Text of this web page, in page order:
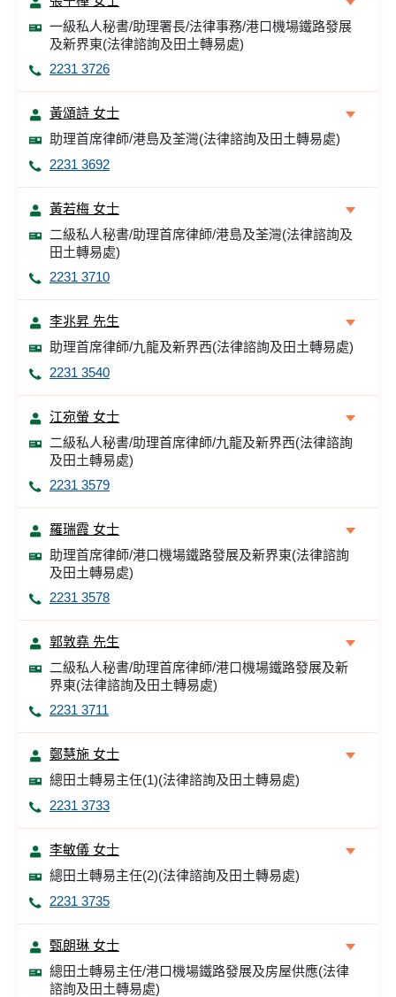
一級私人秘書/助理署長/法律事務/港口機場鐵路發展
及新界東(法律諮詢及田土轉易處)
2231 3726
黃頌詩 女士
助理首席律師/港島及荃灣(法律諮詢及田土轉易處)
2231 3692
黃若梅 女士
二級私人秘書/助理首席律師/港島及荃灣(法律諮詢及
田土轉易處)
2231 3710
李兆昇 先生
助理首席律師/九龍及新界西(法律諮詢及田土轉易處)
2231 3540
江宛螢 女士
二級私人秘書/助理首席律師/九龍及新界西(法律諮詢
及田土轉易處)
2231 3579
羅瑞霞 女士
助理首席律師/港口機場鐵路發展及新界東(法律諮詢
及田土轉易處)
2231 3578
郭敦堯 先生
二級私人秘書/助理首席律師/港口機場鐵路發展及新
界東(法律諮詢及田土轉易處)
2231 3711
鄭慧施 女士
總田土轉易主任(1)(法律諮詢及田土轉易處)
2231 3733
李敏儀 女士
總田土轉易主任(2)(法律諮詢及田土轉易處)
2231 3735
甄朗琳 女士
總田土轉易主任/港口機場鐵路發展及房屋供應(法律
諮詢及田土轉易處)